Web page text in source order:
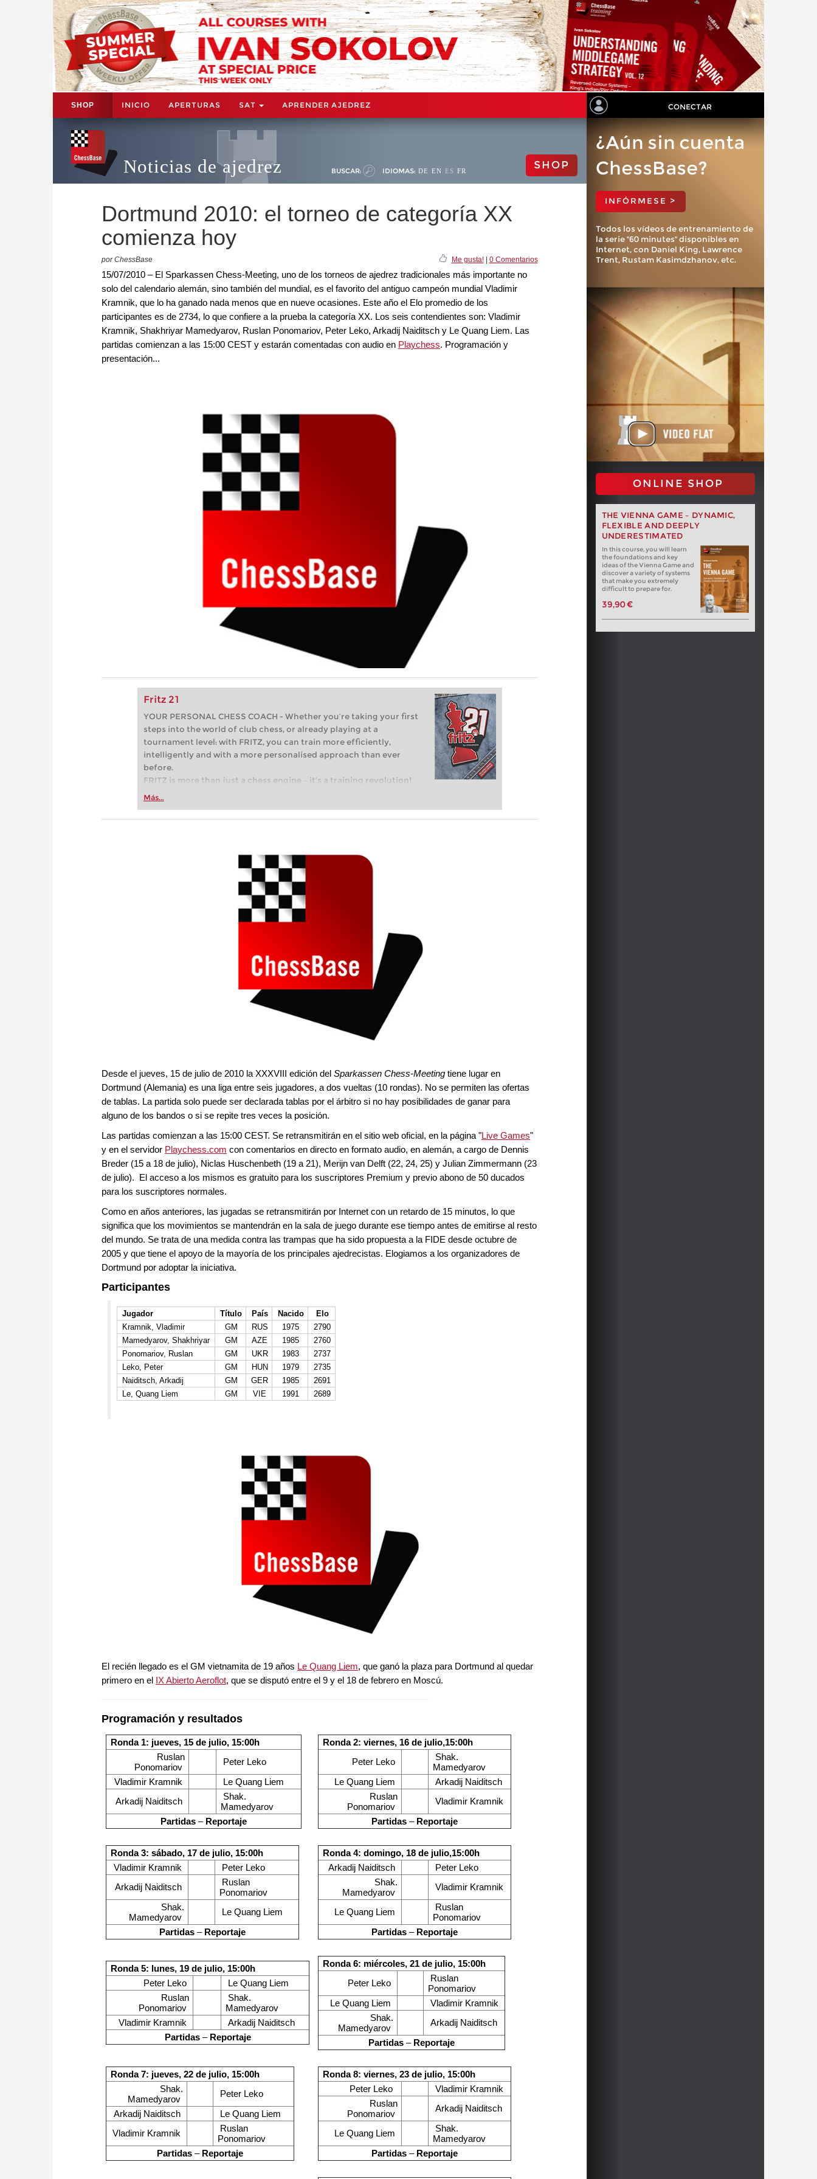
SHOP INICIO APERTURAS SAT APRENDER AJEDREZ CONECTAR
Noticias de ajedrez BUSCAR: IDIOMAS: DE EN ES FR SHOP
Dortmund 2010: el torneo de categoría XX
comienza hoy
por ChessBase Me gusta!| 0 Comentarios
15/07/2010 – El Sparkassen Chess-Meeting, uno de los torneos de ajedrez tradicionales más importante no
solo del calendario alemán, sino también del mundial, es el favorito del antiguo campeón mundial Vladimir
Kramnik, que lo ha ganado nada menos que en nueve ocasiones. Este año el Elo promedio de los
participantes es de 2734, lo que confiere a la prueba la categoría XX. Los seis contendientes son: Vladimir
Kramnik, Shakhriyar Mamedyarov, Ruslan Ponomariov, Peter Leko, Arkadij Naiditsch y Le Quang Liem. Las
partidas comienzan a las 15:00 CEST y estarán comentadas con audio en Playchess. Programación y
presentación...
Fritz 21
YOUR PERSONAL CHESS COACH - Whether you’re taking your first
steps into the world of club chess, or already playing at a
tournament level: with FRITZ, you can train more efficiently,
intelligently and with a more personalised approach than ever
before.
FRITZ is more than just a chess engine – it’s a training revolution!
Whether you’re taking your first steps into the world of club chess,
more efficiently, intelligently and with a more personalised
Más...
¿Aún sin cuenta
ChessBase?
INFÓRMESE >
Todos los vídeos de entrenamiento de
la serie "60 minutes" disponibles en
Internet, con Daniel King, Lawrence
Trent, Rustam Kasimdzhanov, etc.
ONLINE SHOP
THE VIENNA GAME – DYNAMIC,
FLEXIBLE AND DEEPLY
UNDERESTIMATED
In this course, you will learn
the foundations and key
ideas of the Vienna Game and
discover a variety of systems
that make you extremely
difficult to prepare for.
39,90 €
Desde el jueves, 15 de julio de 2010 la XXXVIII edición del Sparkassen Chess-Meeting tiene lugar en
Dortmund (Alemania) es una liga entre seis jugadores, a dos vueltas (10 rondas). No se permiten las ofertas
de tablas. La partida solo puede ser declarada tablas por el árbitro si no hay posibilidades de ganar para
alguno de los bandos o si se repite tres veces la posición.
Las partidas comienzan a las 15:00 CEST. Se retransmitirán en el sitio web oficial, en la página "Live Games"
y en el servidor Playchess.com con comentarios en directo en formato audio, en alemán, a cargo de Dennis
Breder (15 a 18 de julio), Niclas Huschenbeth (19 a 21), Merijn van Delft (22, 24, 25) y Julian Zimmermann (23
de julio). El acceso a los mismos es gratuito para los suscriptores Premium y previo abono de 50 ducados
para los suscriptores normales.
Como en años anteriores, las jugadas se retransmitirán por Internet con un retardo de 15 minutos, lo que
significa que los movimientos se mantendrán en la sala de juego durante ese tiempo antes de emitirse al resto
del mundo. Se trata de una medida contra las trampas que ha sido propuesta a la FIDE desde octubre de
2005 y que tiene el apoyo de la mayoría de los principales ajedrecistas. Elogiamos a los organizadores de
Dortmund por adoptar la iniciativa.
Participantes
Jugador Título País Nacido
Elo
Kramnik, Vladimir
GM RUS 1975
2790
Mamedyarov, Shakhriyar
GM AZE 1985
2760
Ponomariov, Ruslan
GM UKR 1983
2737
Leko, Peter
GM HUN 1979
2735
Naiditsch, Arkadij
GM GER 1985
2691
Le, Quang Liem
GM VIE 1991 2689
El recién llegado es el GM vietnamita de 19 años Le Quang Liem, que ganó la plaza para Dortmund al quedar
primero en el IX Abierto Aeroflot, que se disputó entre el 9 y el 18 de febrero en Moscú.
Programación y resultados
Ronda 1: jueves, 15 de julio, 15:00h
Ruslan
Ponomariov
Peter Leko
Vladimir Kramnik
Le Quang Liem
Arkadij Naiditsch
Shak.
Mamedyarov
Partidas – Reportaje
Ronda 2: viernes, 16 de julio,15:00h
Peter Leko
Shak.
Mamedyarov
Le Quang Liem
Arkadij Naiditsch
Ruslan
Ponomariov
Vladimir Kramnik
Partidas – Reportaje
Ronda 3: sábado, 17 de julio, 15:00h
Vladimir Kramnik
Peter Leko
Arkadij Naiditsch
Ruslan
Ponomariov
Shak.
Mamedyarov
Le Quang Liem
Partidas – Reportaje
Ronda 4: domingo, 18 de julio,15:00h
Arkadij Naiditsch
Peter Leko
Shak.
Mamedyarov
Vladimir Kramnik
Le Quang Liem
Ruslan
Ponomariov
Partidas – Reportaje
Ronda 5: lunes, 19 de julio, 15:00h
Peter Leko
Le Quang Liem
Ruslan
Ponomariov
Shak.
Mamedyarov
Vladimir Kramnik
Arkadij Naiditsch
Partidas– Reportaje
Ronda 6: miércoles, 21 de julio, 15:00h
Peter Leko
Ruslan
Ponomariov
Le Quang Liem
Vladimir Kramnik
Shak.
Mamedyarov
Arkadij Naiditsch
Partidas – Reportaje
Ronda 7: jueves, 22 de julio, 15:00h
Shak.
Mamedyarov
Peter Leko
Arkadij Naiditsch
Le Quang Liem
Vladimir Kramnik
Ruslan
Ponomariov
Partidas – Reportaje
Ronda 8: viernes, 23 de julio, 15:00h
Peter Leko
Vladimir Kramnik
Ruslan
Ponomariov
Arkadij Naiditsch
Le Quang Liem
Shak.
Mamedyarov
Partidas – Reportaje